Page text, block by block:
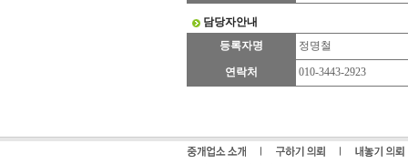
담당자안내
등록자명
정명철
연락처 010-3443-2923